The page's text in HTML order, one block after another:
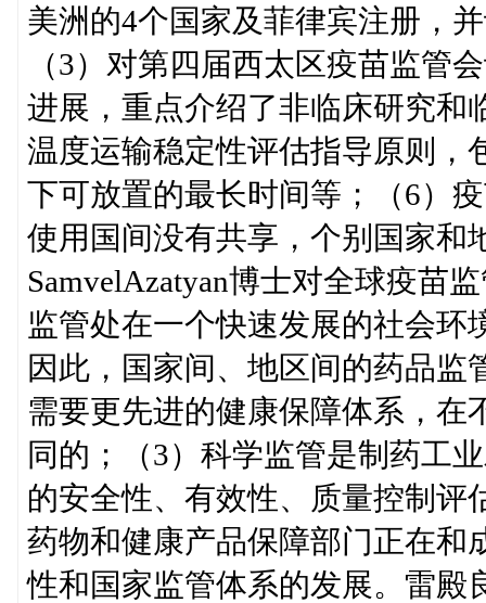
美洲的4个国家及菲律宾注册，
（3）对第四届西太区疫苗监管
进展，重点介绍了非临床研究和
温度运输稳定性评估指导原则，
下可放置的最长时间等；（6）
使用国间没有共享，个别国家和
SamvelAzatyan博士对全球疫苗
监管处在一个快速发展的社会环
因此，国家间、地区间的药品监
需要更先进的健康保障体系，在
同的；（3）科学监管是制药工
的安全性、有效性、质量控制评
药物和健康产品保障部门正在和
性和国家监管体系的发展。雷殿